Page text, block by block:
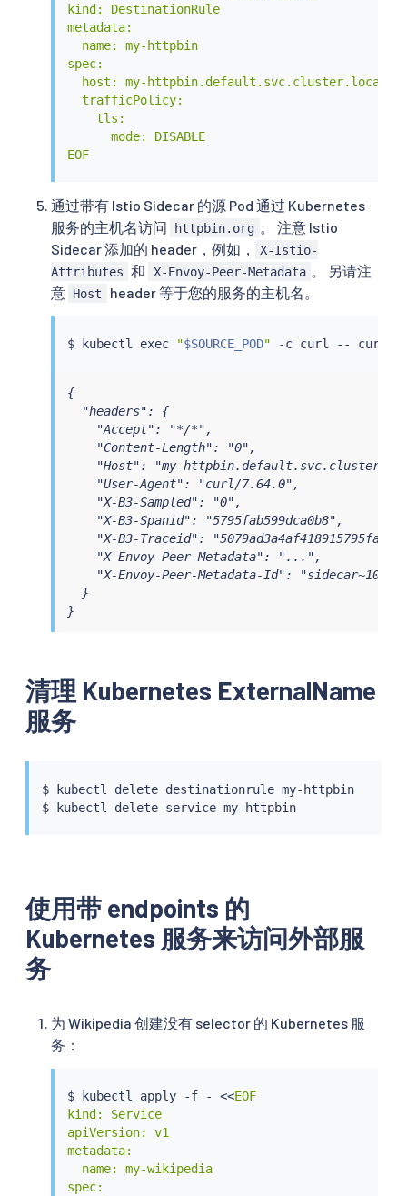
kind: DestinationRule
metadata:
  name: my-httpbin
spec:
  host: my-httpbin.default.svc.cluster.local
  trafficPolicy:
    tls:
      mode: DISABLE
EOF
通过带有 Istio Sidecar 的源 Pod 通过 Kubernetes
服务的主机名访问
httpbin.org
。 注意 Istio
Sidecar 添加的 header，例如，
X-Istio-
Attributes 和 X-Envoy-Peer-Metadata
。 另请注
意 Host header 等于您的服务的主机名。
$ kubectl exec "$SOURCE_POD" -c curl -- curl
{
  "headers": {
    "Accept": "*/*",
    "Content-Length": "0",
"Host": "my-
    "User-Agent": "curl/7.64.0",
    "X-B3-Sampled": "0",
    "X-B3-Spanid": "5795fab599dca0b8",
"X-B3-Traceid":
    "X-Envoy-Peer-Metadata": "...",
"X-Envoy-Peer-Metadata-Id":
  }
}
清理 Kubernetes ExternalName
服务
$ kubectl
delete destinationrule my-httpbin
$ kubectl delete service my-httpbin
使用带 endpoints 的
Kubernetes 服务来访问外部服
务
为 Wikipedia 创建没有 selector 的 Kubernetes 服
务：
$ kubectl apply -f - <<EOF
kind: Service
apiVersion: v1
metadata:
  name: my-wikipedia
spec: